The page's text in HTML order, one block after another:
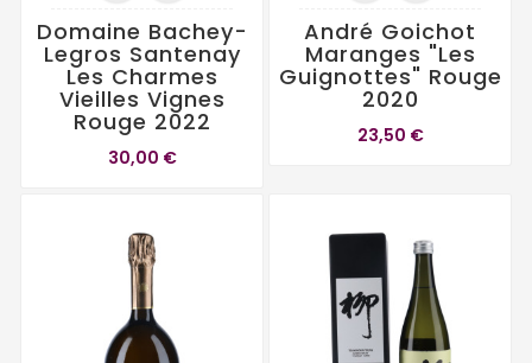
Domaine Bachey-
Legros Santenay
Les Charmes
Vieilles Vignes
Rouge 2022
30,00 €
André Goichot
Maranges "Les
Guignottes" Rouge
2020
23,50 €